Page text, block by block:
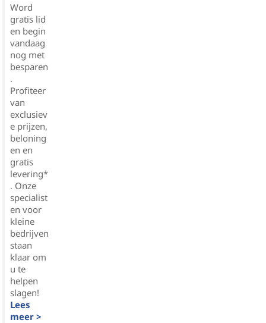
Word
gratis lid
en begin
vandaag
nog met
besparen
.
Profiteer
van
exclusiev
e prijzen,
beloning
en en
gratis
levering*
. Onze
specialist
en voor
kleine
bedrijven
staan
klaar om
u te
helpen
slagen!
Lees
meer >